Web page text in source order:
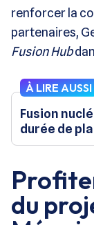
renforcer la
partenaires,
Fusion Hub
À LIRE AUSSI
Fusion
durée de
du